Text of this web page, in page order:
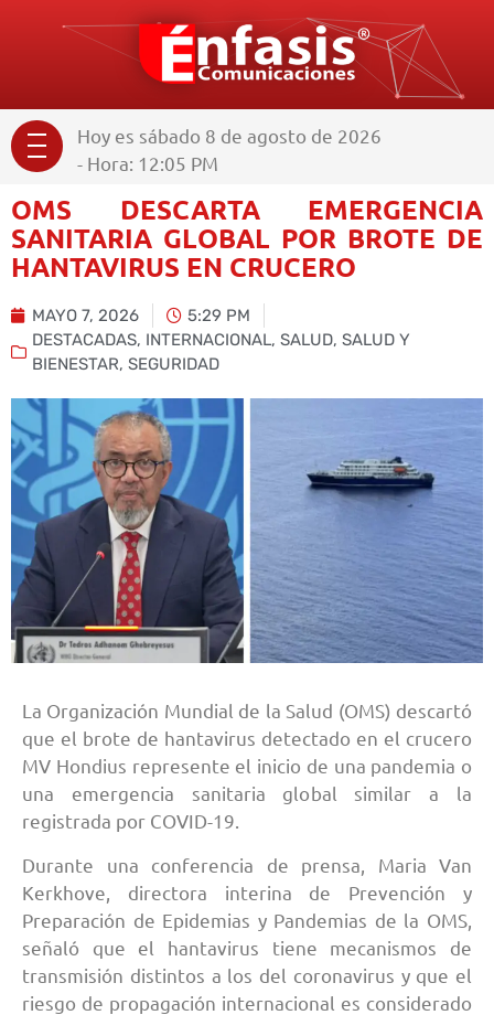
Hoy es sábado 8 de agosto de 2026
- Hora: 12:05 PM
OMS DESCARTA EMERGENCIA
SANITARIA GLOBAL POR BROTE DE
HANTAVIRUS EN CRUCERO
MAYO 7, 2026
5:29 PM
DESTACADAS, INTERNACIONAL, SALUD, SALUD Y
BIENESTAR, SEGURIDAD
La Organización Mundial de la Salud (OMS) descartó
que el brote de hantavirus detectado en el crucero
MV Hondius represente el inicio de una pandemia o
una emergencia sanitaria global similar a la
registrada por COVID-19.
Durante una conferencia de prensa, Maria Van
Kerkhove, directora interina de Prevención y
Preparación de Epidemias y Pandemias de la OMS,
señaló que el hantavirus tiene mecanismos de
transmisión distintos a los del coronavirus y que el
riesgo de propagación internacional es considerado